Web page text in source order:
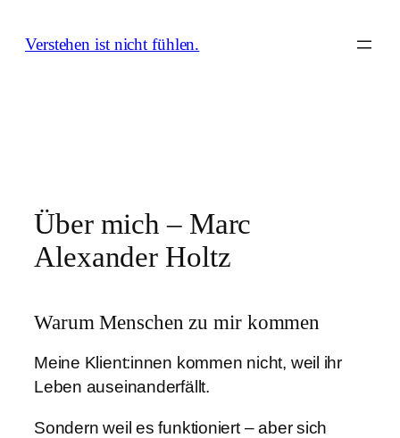
Inhalt
Verstehen ist nicht fühlen.
Über mich – Marc
Alexander Holtz
Warum Menschen zu mir kommen
Meine Klient:innen kommen nicht, weil ihr
Leben auseinanderfällt.
Sondern weil es funktioniert – aber sich